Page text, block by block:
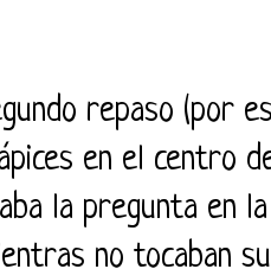
repaso (por
en el centro
la pregunta en
no tocaban